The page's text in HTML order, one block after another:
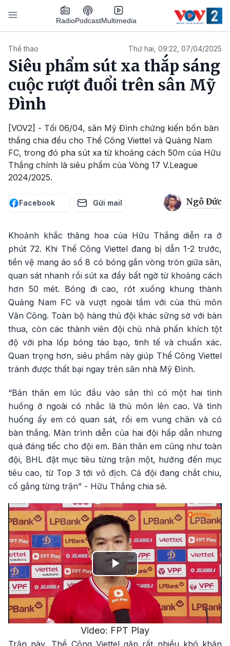
Nhảy đến nội dung
RadioPodcastMultimedia
Thể thao Thứ hai, 09:22, 07/04/2025
Siêu phẩm sút xa thắp sáng
cuộc rượt đuổi trên sân Mỹ
Đình
[VOV2] - Tối 06/04, sân Mỹ Đình chứng kiến bốn bàn
thắng chia đều cho Thể Công Viettel và Quảng Nam
FC, trong đó pha sút xa từ khoảng cách 50m của Hữu
Thắng chính là siêu phẩm của Vòng 17 V.League
2024/2025.
Facebook Gửi mail Ngô Đức
Khoảnh khắc thăng hoa của Hữu Thắng diễn ra ở
phút 72. Khi Thể Công Viettel đang bị dẫn 1-2 trước,
tiền vệ mang áo số 8 có bóng gần vòng tròn giữa sân,
quan sát nhanh rồi sút xa đầy bất ngờ từ khoảng cách
hơn 50 mét. Bóng đi cao, rót xuống khung thành
Quảng Nam FC và vượt ngoài tầm với của thủ môn
Văn Công. Toàn bộ hàng thủ đội khác sững sờ với bàn
thua, còn các thành viên đội chủ nhà phấn khích tột
độ với pha lốp bóng táo bạo, tinh tế và chuẩn xác.
Quan trọng hơn, siêu phẩm này giúp Thể Công Viettel
tránh được thất bại ngay trên sân nhà Mỹ Đình.
“Bản thân em lúc đầu vào sân thì có một hai tình
huống ở ngoài có nhắc là thủ môn lên cao. Và tình
huống ấy em có quan sát, rồi em vung chân và có
bàn thắng. Màn trình diễn của hai đội hấp dẫn nhưng
quá đáng tiếc cho đội em. Bản thân em cũng như toàn
đội, BHL đặt mục tiêu từng trận một, hướng đến mục
tiêu cao, từ Top 3 tới vô địch. Cả đội đang chắt chiu,
cố gắng từng trận” - Hữu Thắng chia sẻ.
Play
Video
Video: FPT Play
Trận này, Thể Công Viettel gặp rất nhiều khó khăn